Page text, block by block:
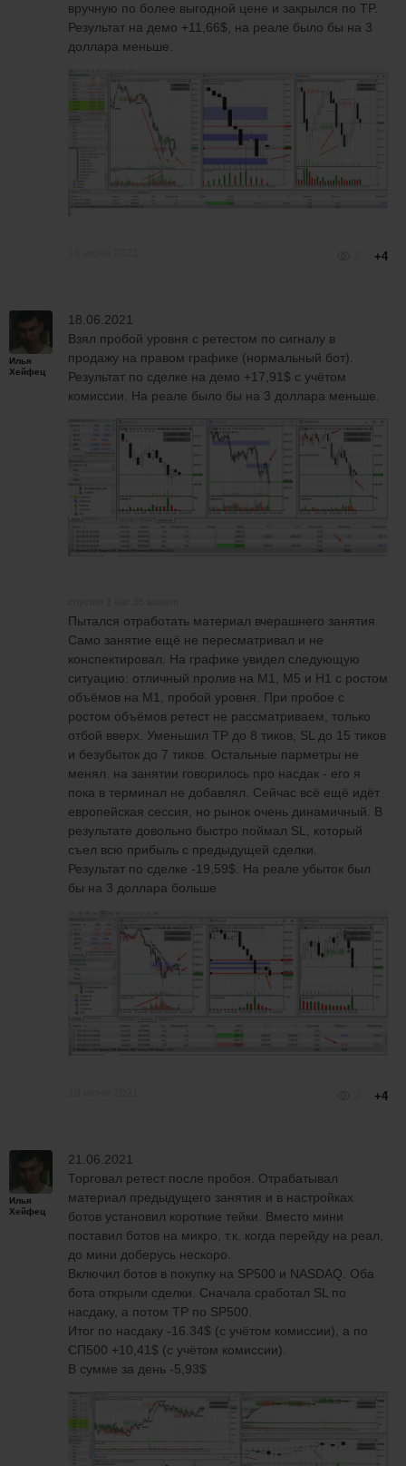
вручную по более выгодной цене и закрылся по TP.
Результат на демо +11,66$, на реале было бы на 3
доллара меньше.
+4
Илья
Хейфец
18.06.2021
Взял пробой уровня с ретестом по сигналу в
продажу на правом графике (нормальный бот).
Результат по сделке на демо +17,91$ с учётом
комиссии. На реале было бы на 3 доллара меньше.
Пытался отработать материал вчерашнего занятия.
Само занятие ещё не пересматривал и не
конспектировал. На графике увидел следующую
ситуацию: отличный пролив на M1, M5 и H1 с ростом
объёмов на M1, пробой уровня. При пробое с
ростом объёмов ретест не рассматриваем, только
отбой вверх. Уменьшил TP до 8 тиков, SL до 15 тиков
и безубыток до 7 тиков. Остальные парметры не
менял. на занятии говорилось про насдак - его я
пока в терминал не добавлял. Сейчас всё ещё идёт
европейская сессия, но рынок очень динамичный. В
результате довольно быстро поймал SL, который
съел всю прибыль с предыдущей сделки.
Результат по сделке -19,59$. На реале убыток был
бы на 3 доллара больше
+4
Илья
Хейфец
21.06.2021
Торговал ретест после пробоя. Отрабатывал
материал предыдущего занятия и в настройках
ботов установил короткие тейки. Вместо мини
поставил ботов на микро, т.к. когда перейду на реал,
до мини доберусь нескоро.
Включил ботов в покупку на SP500 и NASDAQ. Оба
бота открыли сделки. Сначала сработал SL по
насдаку, а потом TP по SP500.
Итог по насдаку -16.34$ (с учётом комиссии), а по
СП500 +10,41$ (с учётом комиссии).
В сумме за день -5,93$